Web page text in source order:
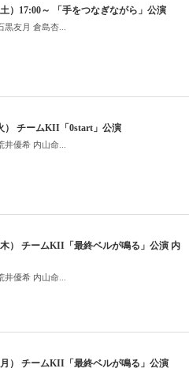
）17:00～ 「手をつなぎながら」公演
友月 倉島杏...
） チームKII「0start」公演
優希 内山命...
木） チームKII「最終ベルが鳴る」公演 内
優希 内山命...
月） チームKII「最終ベルが鳴る」公演